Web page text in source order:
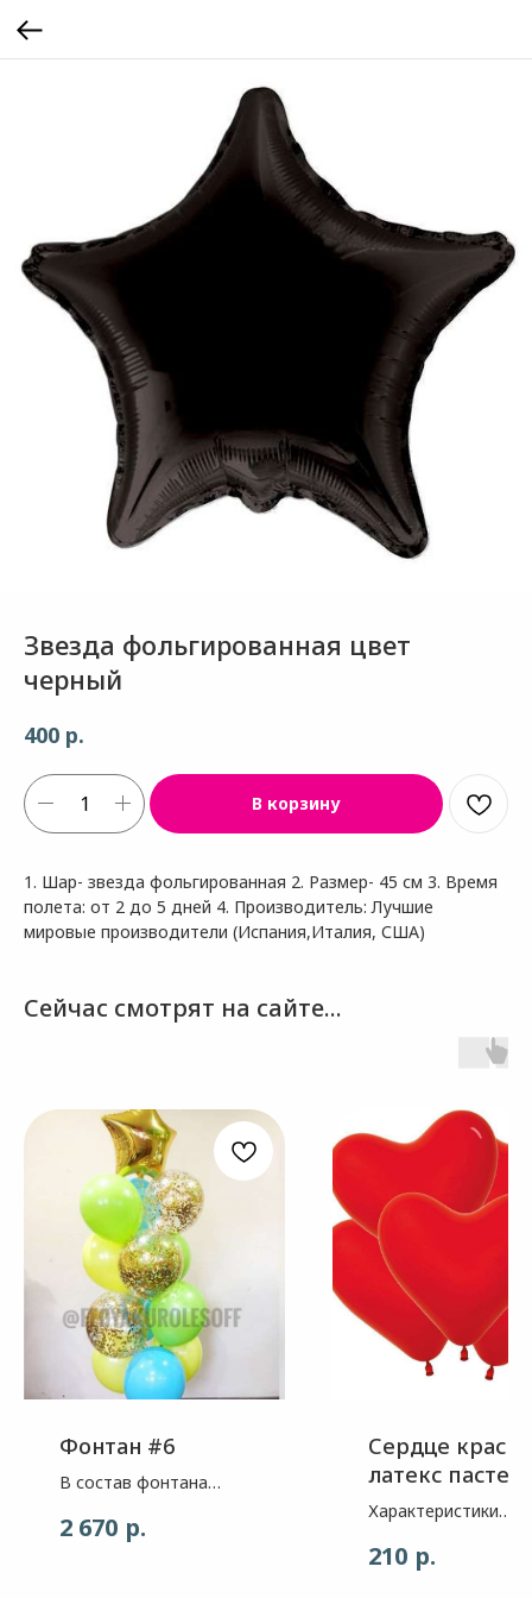
Звезда фольгированная цвет
черный
400 р.
В корзину
1. Шар- звезда фольгированная 2. Размер- 45 см 3. Время
полета: от 2 до 5 дней 4. Производитель: Лучшие
мировые производители (Испания,Италия, США)
Сейчас смотрят на сайте...
Фонтан #6
В состав фонтана
золото глянец, 1шт
2 670 р.
Сердце
латекс
30см
Характеристики
Шар сердце-
210 р.